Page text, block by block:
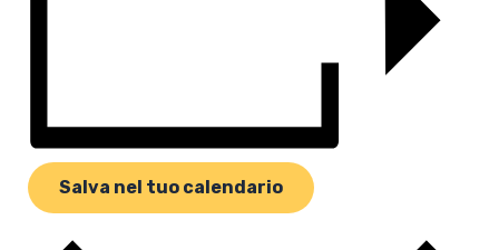
Salva nel tuo calendario